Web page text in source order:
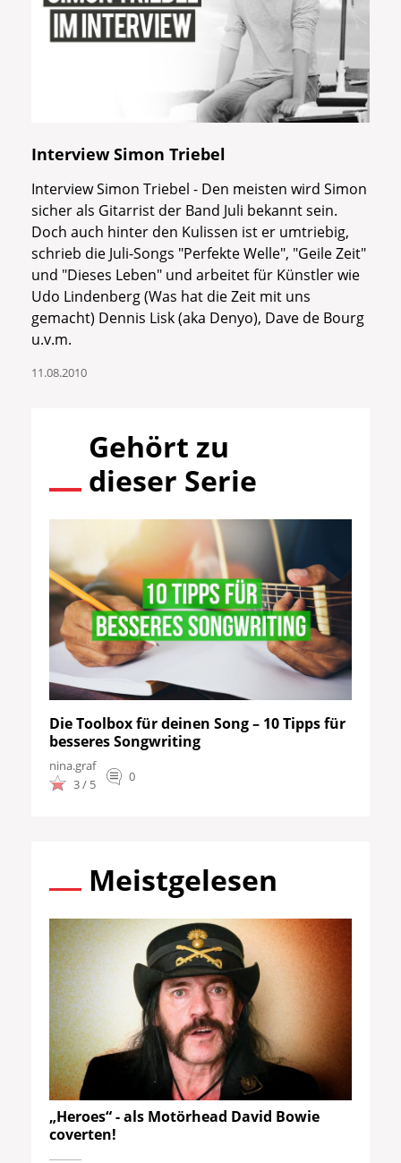
Interview Simon Triebel
Interview Simon Triebel - Den meisten wird Simon
sicher als Gitarrist der Band Juli bekannt sein.
Doch auch hinter den Kulissen ist er umtriebig,
schrieb die Juli-Songs "Perfekte Welle", "Geile Zeit"
und "Dieses Leben" und arbeitet für Künstler wie
Udo Lindenberg (Was hat die Zeit mit uns
gemacht) Dennis Lisk (aka Denyo), Dave de Bourg
u.v.m.
11.08.2010
Gehört zu
dieser Serie
Die Toolbox für deinen Song – 10 Tipps für
besseres Songwriting
nina.graf
3 / 5
0
Meistgelesen
„Heroes“ - als Motörhead David Bowie
coverten!